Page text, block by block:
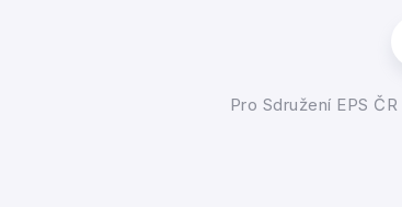
Pro Sdružení EPS ČR